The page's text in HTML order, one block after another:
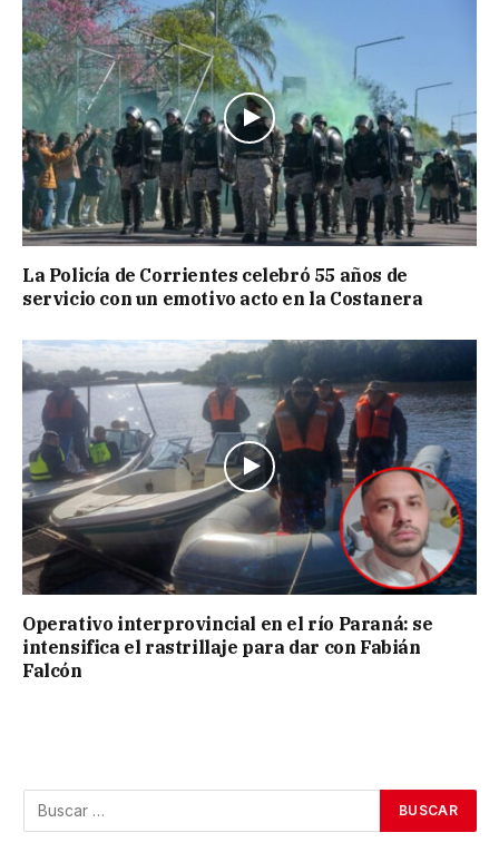
La Policía de Corrientes celebró 55 años de
servicio con un emotivo acto en la Costanera
Operativo interprovincial en el río Paraná: se
intensifica el rastrillaje para dar con Fabián
Falcón